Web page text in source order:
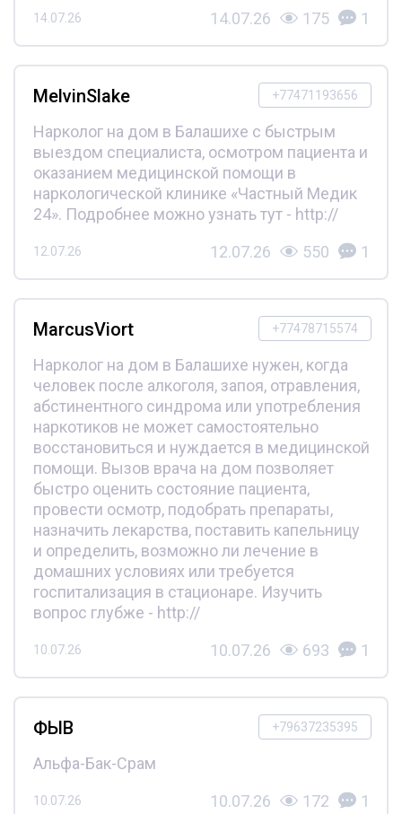
14.07.26 14.07.26 175 1
+77471193656
MelvinSlake
Нарколог на дом в Балашихе с быстрым
выездом специалиста, осмотром пациента и
оказанием медицинской помощи в
наркологической клинике «Частный Медик
24». Подробнее можно узнать тут - http://
12.07.26 12.07.26 550 1
+77478715574
MarcusViort
Нарколог на дом в Балашихе нужен, когда
человек после алкоголя, запоя, отравления,
абстинентного синдрома или употребления
наркотиков не может самостоятельно
восстановиться и нуждается в медицинской
помощи. Вызов врача на дом позволяет
быстро оценить состояние пациента,
провести осмотр, подобрать препараты,
назначить лекарства, поставить капельницу
и определить, возможно ли лечение в
домашних условиях или требуется
госпитализация в стационаре. Изучить
вопрос глубже - http://
10.07.26 10.07.26 693 1
+79637235395
ФЫВ
Альфа-Бак-Срам
10.07.26 10.07.26 172 1